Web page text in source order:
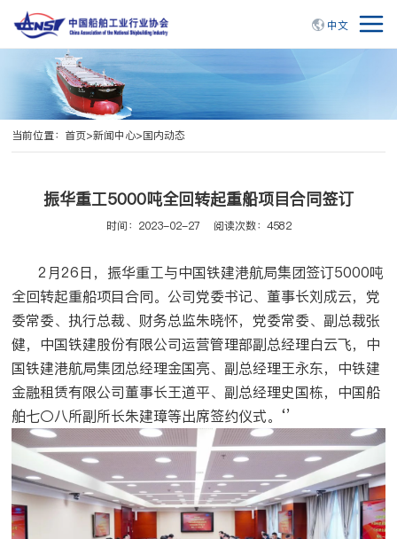
中文
当前位置： 首页>新闻中心>国内动态
振华重工5000吨全回转起重船项目合同签订
时间：2023-02-27 阅读次数：4582
2月26日，振华重工与中国铁建港航局集团签订5000吨
全回转起重船项目合同。公司党委书记、董事长刘成云，党
委常委、执行总裁、财务总监朱晓怀，党委常委、副总裁张
健，中国铁建股份有限公司运营管理部副总经理白云飞，中
国铁建港航局集团总经理金国亮、副总经理王永东，中铁建
金融租赁有限公司董事长王道平、副总经理史国栋，中国船
舶七〇八所副所长朱建璋等出席签约仪式。‘’